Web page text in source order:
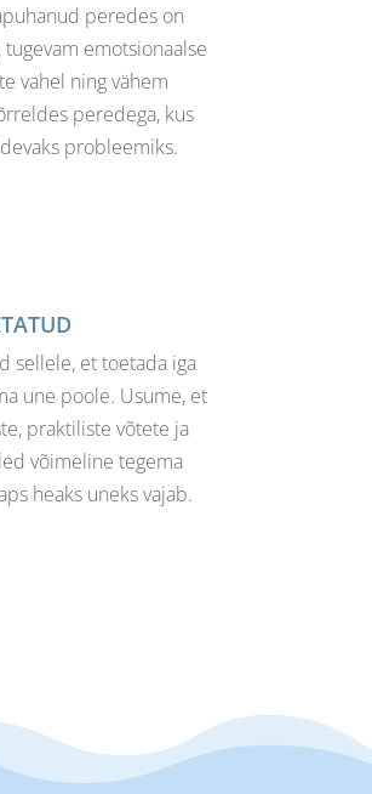
peredes on
emotsionaalse
vahel ning vähem
peredega, kus
probleemiks.
sellele, et toetada iga
une poole. Usume, et
praktiliste võtete ja
võimeline tegema
heaks uneks vajab.